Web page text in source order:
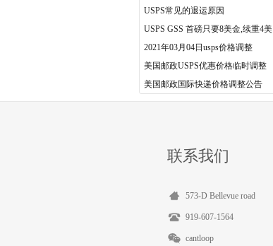
USPS常见的退运原因
USPS GSS 首磅只要8美金,续重4美
2021年03月04日usps价格调整
美国邮政USPS优惠价格临时调整
美国邮政国际快递价格调整公告
联系我们
573-D Bellevue road
919-607-1564
cantloop